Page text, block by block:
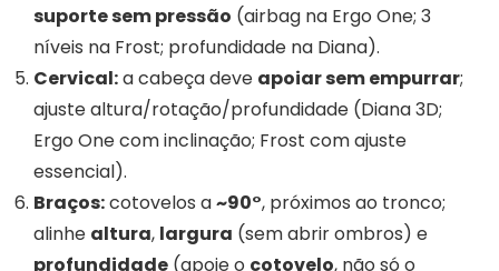
suporte sem pressão (airbag na Ergo One; 3
níveis na Frost; profundidade na Diana).
Cervical:a cabeça deve apoiar sem empurrar;
ajuste altura/rotação/profundidade (Diana 3D;
Ergo One com inclinação; Frost com ajuste
essencial).
Braços:cotovelos a~90°, próximos ao tronco;
alinhe altura, largura (sem abrir ombros) e
profundidade (apoie o cotovelo, não só o